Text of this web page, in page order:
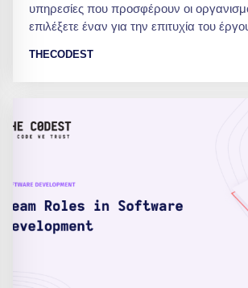
υπηρεσίες που προσφέρουν οι
επιλέξετε έναν για την επιτυχία του
THECODEST